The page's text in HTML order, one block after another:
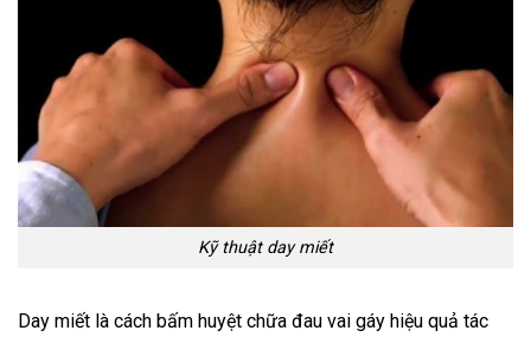
Kỹ thuật day miết
Day miết là cách bấm huyệt chữa đau vai gáy hiệu quả tác